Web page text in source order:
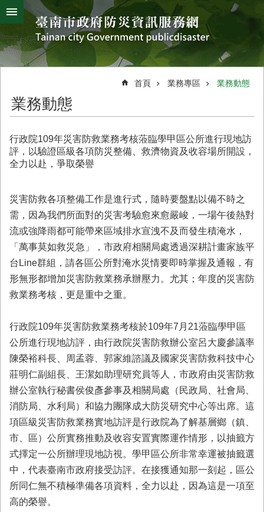
跳到主要內容區塊
搜
尋
進
階
搜
熱
字
颱
風
災
害
救
辦
公
介
災
防
新
聞
業
務
便
民
服
務
網
導
覽
回
首
頁
首頁 業務專區 業務動態
業務動態
行政院109年災害防救業務考核蒞臨學甲區公所進行現地訪
評，以驗證區級各項防災整備、救濟物資及收容場所開設，
全力以赴，爭取榮譽
災害防救各項整備工作是進行式，隨時要盤點以備不時之
需，因為我們所面對的災害考驗愈來愈嚴峻，一場午後熱對
流或強降雨都可能帶來區域排水宣洩不及而發生積淹水，
「萬事莫如救災急」，市政府相關局處透過深耕計畫家族平
台Line群組，請各區公所對淹水災情要即時掌握及通報，有
形無形都增加災害防救業務承辦壓力。尤其；年度的災害防
救業務考核，更是重中之重。
行政院109年災害防救業務考核於109年7月21蒞臨學甲區
公所進行現地訪評，由行政院災害防救辦公室呂大慶參議率
陳榮裕科長、周孟蓉、郭家維諮議及國家災害防救科技中心
莊明仁副組長、王潔如助理研究員等人，市政府由災害防救
辦公室執行秘書侯俊彥參事及相關局處（民政局、社會局、
消防局、水利局）和協力團隊成大防災研究中心等出席。這
項區級災害防救業務實地訪評是行政院為了解基層鄉（鎮、
市、區）公所實務推動及收容安置實際運作情形，以抽籤方
式擇定一公所辦理現地訪視。學甲區公所非常幸運被抽籤選
中，代表臺南市政府接受訪評。在接獲通知那一刻起，區公
所同仁無不積極準備各項資料，全力以赴，因為這是一項至
高的榮譽。